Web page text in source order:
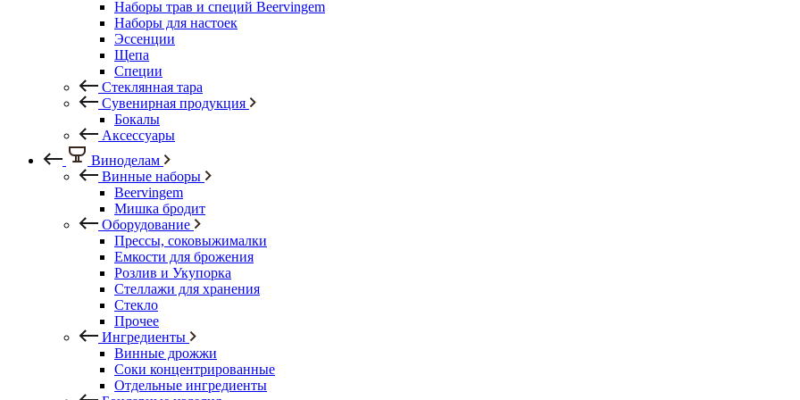
Наборы трав и специй Beervingem
Наборы для настоек
Эссенции
Щепа
Специи
Стеклянная тара
Сувенирная продукция
Бокалы
Аксессуары
Виноделам
Винные наборы
Beervingem
Мишка бродит
Оборудование
Прессы, соковыжималки
Емкости для брожения
Розлив и Укупорка
Стеллажи для хранения
Стекло
Прочее
Ингредиенты
Винные дрожжи
Соки концентрированные
Отдельные ингредиенты